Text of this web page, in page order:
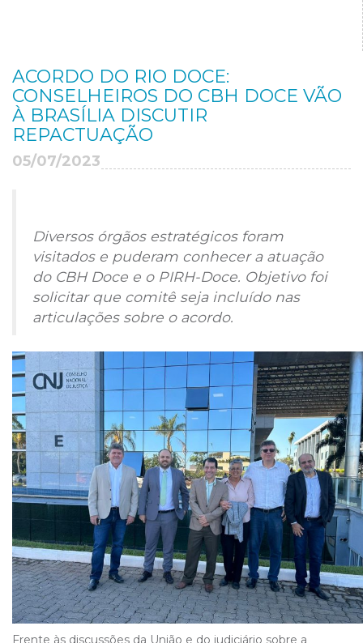
ACORDO DO RIO DOCE:
CONSELHEIROS DO CBH DOCE VÃO
À BRASÍLIA DISCUTIR
REPACTUAÇÃO
05/07/2023
Diversos órgãos estratégicos foram
visitados e puderam conhecer a atuação
do CBH Doce e o PIRH-Doce. Objetivo foi
solicitar que comitê seja incluído nas
articulações sobre o acordo.
Frente às discussões da União e do judiciário sobre a